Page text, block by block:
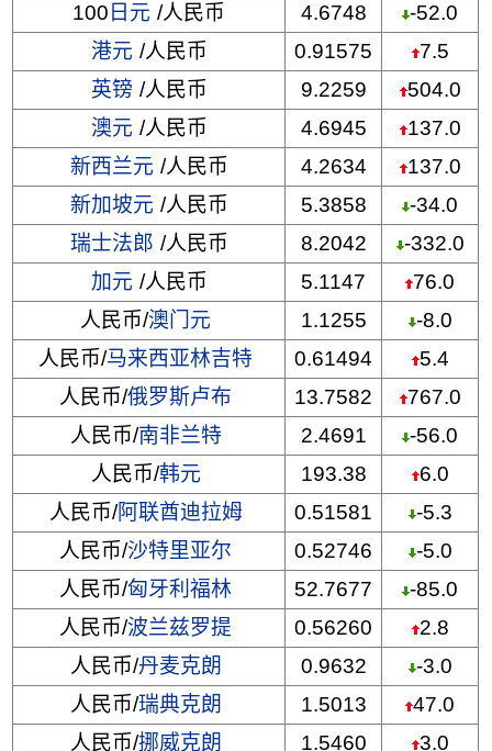
100 日元 /人民币 4.6748
-52.0
港元 /人民币 0.91575
7.5
英镑 /人民币 9.2259
504.0
澳元 /人民币 4.6945
137.0
新西兰元 /人民币 4.2634
137.0
新加坡元 /人民币 5.3858
-34.0
瑞士法郎 /人民币 8.2042
-332.0
加元 /人民币 5.1147
76.0
人民币/澳门元 1.1255
-8.0
人民币/马来西亚林吉特 0.61494
5.4
人民币/俄罗斯卢布 13.7582
767.0
人民币/南非兰特 2.4691
-56.0
人民币/韩元 193.38
6.0
人民币/阿联酋迪拉姆 0.51581
-5.3
人民币/沙特里亚尔 0.52746
-5.0
人民币/匈牙利福林 52.7677
-85.0
人民币/波兰兹罗提 0.56260
2.8
人民币/丹麦克朗 0.9632
-3.0
人民币/瑞典克朗 1.5013
47.0
人民币/挪威克朗 1.5460
3.0